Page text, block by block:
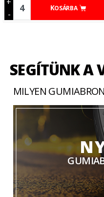
-
KOSÁRBA
SEGÍTÜNK A
MILYEN